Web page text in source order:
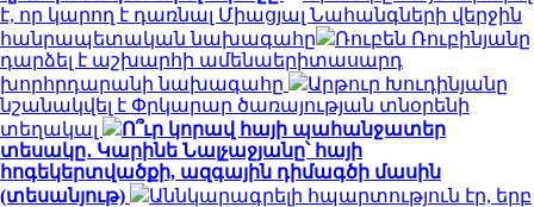
է, որ կարող է դառնալ Միացյալ Նահանգների վերջին
հանրապետական ​​նախագահը
Ռուբեն Ռուբինյանը
դարձել է աշխարհի ամենաերիտասարդ
խորհրդարանի նախագահը
Արթուր Խուդինյանը
նշանակվել է Փրկարար ծառայության տնօրենի
տեղակալ
Ո՞ւր կորավ հայի պահանջատեր
տեսակը․ Կարինե Նալչաջյանը՝ հայի
հոգեկերտվածքի, ազգային դիմագծի մասին
(տեսանյութ)
Աննկարագրելի հպարտություն էր, երբ